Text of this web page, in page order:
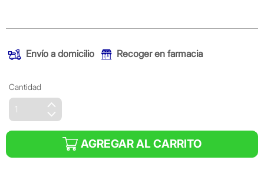
Envío a domicilio Recoger en farmacia
Cantidad
AGREGAR AL CARRITO